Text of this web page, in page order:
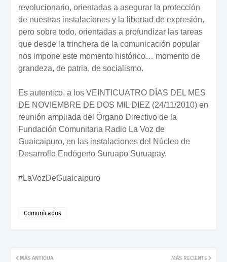
revolucionario, orientadas a asegurar la protección
de nuestras instalaciones y la libertad de expresión,
pero sobre todo, orientadas a profundizar las tareas
que desde la trinchera de la comunicación popular
nos impone este momento histórico… momento de
grandeza, de patria, de socialismo.
Es autentico, a los VEINTICUATRO DÍAS DEL MES
DE NOVIEMBRE DE DOS MIL DIEZ (24/11/2010) en
reunión ampliada del Órgano Directivo de la
Fundación Comunitaria Radio La Voz de
Guaicaipuro, en las instalaciones del Núcleo de
Desarrollo Endógeno Suruapo Suruapay.
#LaVozDeGuaicaipuro
Comunicados
MÁS RECIENTE
MÁS ANTIGUA